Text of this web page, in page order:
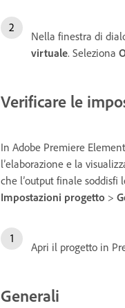
Nella finestra di
virtuale. Seleziona
Verificare le
In Adobe Premiere
l’elaborazione e la
che l’output finale soddisfi
Impostazioni progetto >
Apri il progetto in
Generali